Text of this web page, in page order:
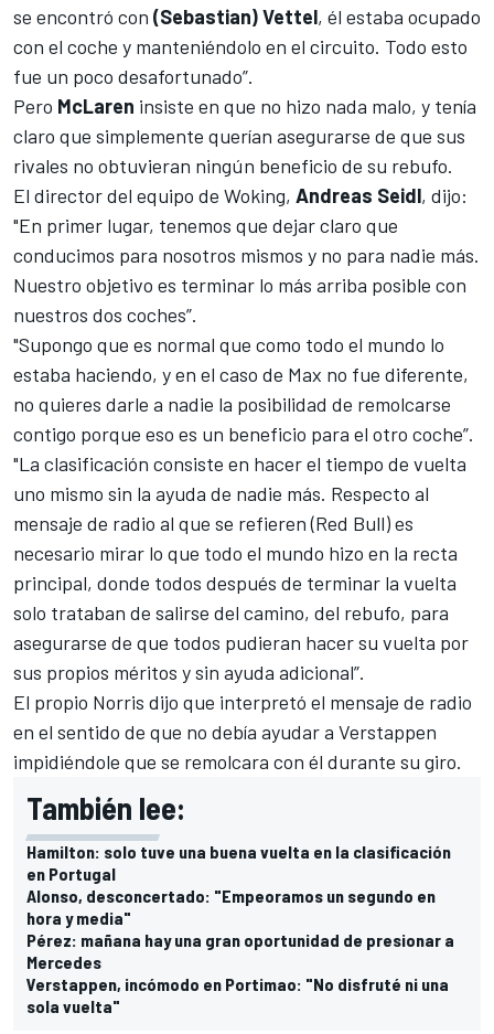
se encontró con (Sebastian) Vettel, él estaba ocupado
con el coche y manteniéndolo en el circuito. Todo esto
fue un poco desafortunado”.
Pero McLaren insiste en que no hizo nada malo, y tenía
claro que simplemente querían asegurarse de que sus
rivales no obtuvieran ningún beneficio de su rebufo.
El director del equipo de Woking, Andreas Seidl, dijo:
"En primer lugar, tenemos que dejar claro que
conducimos para nosotros mismos y no para nadie más.
Nuestro objetivo es terminar lo más arriba posible con
nuestros dos coches”.
"Supongo que es normal que como todo el mundo lo
estaba haciendo, y en el caso de Max no fue diferente,
no quieres darle a nadie la posibilidad de remolcarse
contigo porque eso es un beneficio para el otro coche”.
"La clasificación consiste en hacer el tiempo de vuelta
uno mismo sin la ayuda de nadie más. Respecto al
mensaje de radio al que se refieren (Red Bull) es
necesario mirar lo que todo el mundo hizo en la recta
principal, donde todos después de terminar la vuelta
solo trataban de salirse del camino, del rebufo, para
asegurarse de que todos pudieran hacer su vuelta por
sus propios méritos y sin ayuda adicional”.
El propio Norris dijo que interpretó el mensaje de radio
en el sentido de que no debía ayudar a Verstappen
impidiéndole que se remolcara con él durante su giro.
También lee:
Hamilton: solo tuve una buena vuelta en la clasificación
en Portugal
Alonso, desconcertado: "Empeoramos un segundo en
hora y media"
Pérez: mañana hay una gran oportunidad de presionar a
Mercedes
Verstappen, incómodo en Portimao: "No disfruté ni una
sola vuelta"